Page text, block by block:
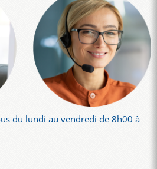
du lundi au vendredi de 8h00 à